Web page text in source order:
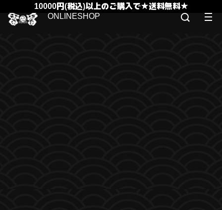
10000円(税込)以上のご購入で★送料無料★
ONLINESHOP